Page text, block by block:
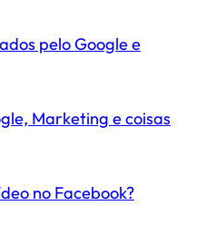
pelo Google e
Marketing e coisas
no Facebook?